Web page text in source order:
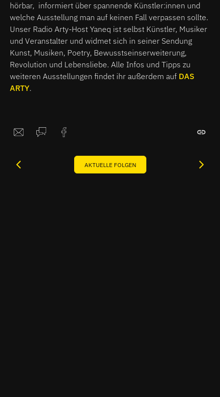
hörbar, informiert über spannende Künstler:innen und
welche Ausstellung man auf keinen Fall verpassen sollte.
Unser Radio Arty-Host Yaneq ist selbst Künstler, Musiker
und Veranstalter und widmet sich in seiner Sendung
Kunst, Musiken, Poetry, Bewusstseinserweiterung,
Revolution und Lebensliebe. Alle Infos und Tipps zu
weiteren Ausstellungen findet ihr außerdem auf DAS
ARTY.
AKTUELLE FOLGEN